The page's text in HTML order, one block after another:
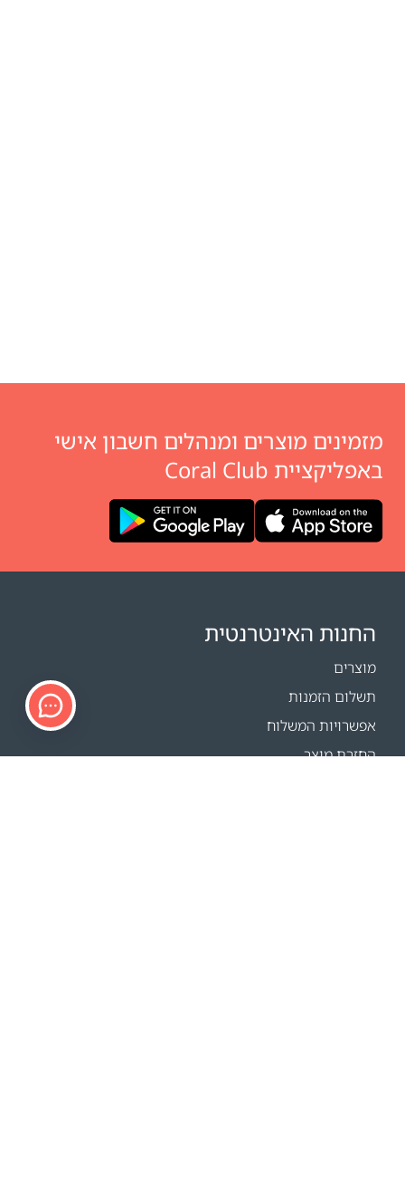
מזמינים מוצרים ומנהלים חשבון אישי
באפליקציית Coral Club
החנות האינטרנטית
מוצרים
תשלום הזמנות
אפשרויות המשלוח
החזרת מוצר